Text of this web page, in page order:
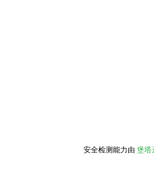
安全检测能力由 堡塔